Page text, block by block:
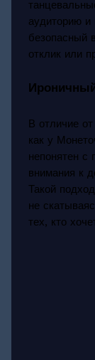
аудиторию и
безопасный
отклик или
В отличие
как у
непонятен с
внимания к
Такой
не
тех, кто